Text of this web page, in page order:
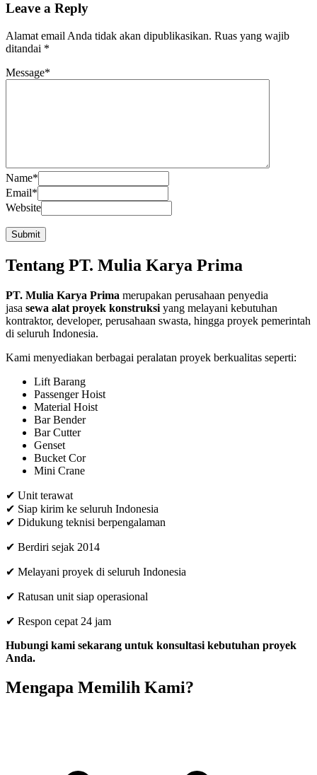
Leave a Reply
Alamat email Anda tidak akan dipublikasikan. Ruas yang wajib
ditandai *
Message*
Name*
Email*
Website
Tentang PT. Mulia Karya Prima
PT. Mulia Karya Prima merupakan perusahaan penyedia
jasa sewa alat proyek konstruksi yang melayani kebutuhan
kontraktor, developer, perusahaan swasta, hingga proyek pemerintah
di seluruh Indonesia.
Kami menyediakan berbagai peralatan proyek berkualitas seperti:
Lift Barang
Passenger Hoist
Material Hoist
Bar Bender
Bar Cutter
Genset
Bucket Cor
Mini Crane
✔ Unit terawat
✔ Siap kirim ke seluruh Indonesia
✔ Didukung teknisi berpengalaman
✔ Berdiri sejak 2014
✔ Melayani proyek di seluruh Indonesia
✔ Ratusan unit siap operasional
✔ Respon cepat 24 jam
Hubungi kami sekarang untuk konsultasi kebutuhan proyek
Anda.
Mengapa Memilih Kami?